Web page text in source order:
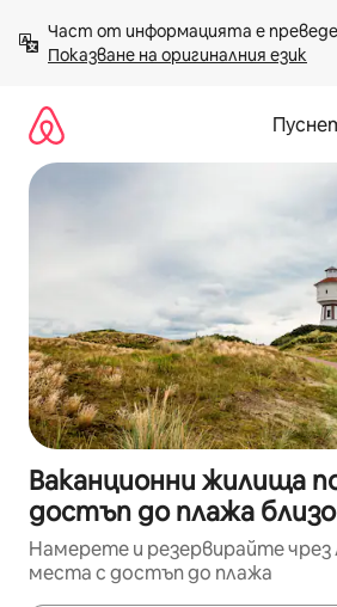
към
съдържанието
Показване на оригиналния език
Ваканционни жилища
достъп до плажа
Намерете и резервирайте чрез
места с достъп до плажа